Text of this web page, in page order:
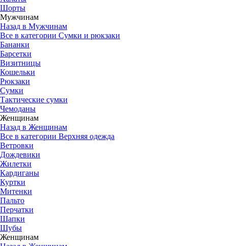
Шорты
Мужчинам
Назад в Мужчинам
Все в категории Сумки и рюкзаки
Бананки
Барсетки
Визитницы
Кошельки
Рюкзаки
Сумки
Тактические сумки
Чемоданы
Женщинам
Назад в Женщинам
Все в категории Верхняя одежда
Ветровки
Дождевики
Жилетки
Кардиганы
Куртки
Митенки
Пальто
Перчатки
Шапки
Шубы
Женщинам